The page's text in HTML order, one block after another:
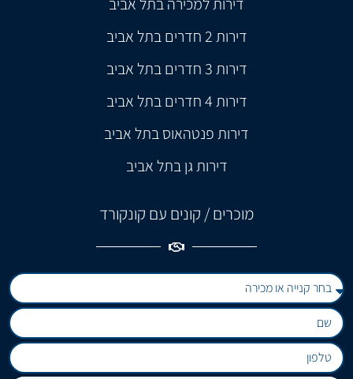
דירות 2 חדרים בתל אביב
דירות 3 חדרים בתל אביב
דירות 4 חדרים בתל אביב
דירות פנטהאוס בתל אביב
דירות גן בתל אביב
מוכרים / קונים עם קונקורד